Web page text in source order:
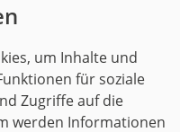
um Inhalte und
für soziale
Zugriffe auf die
werden Informationen